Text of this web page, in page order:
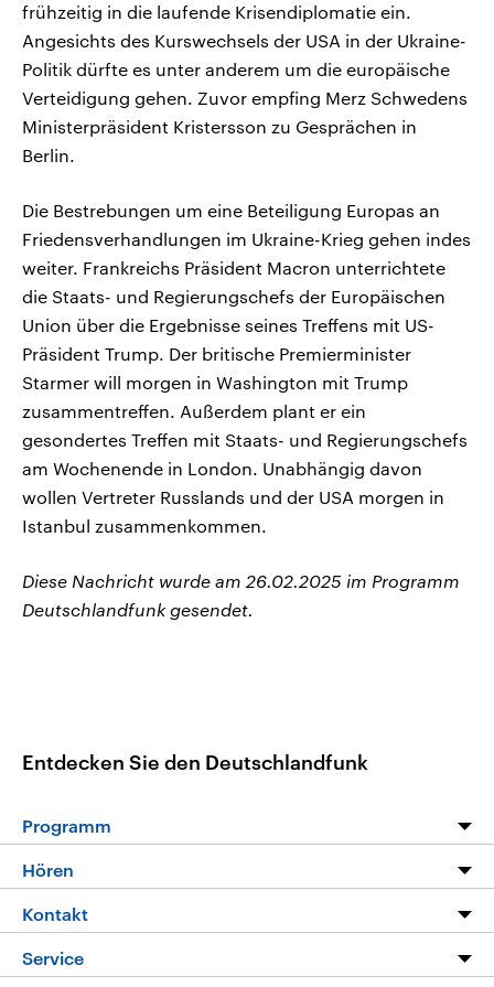
frühzeitig in die laufende Krisendiplomatie ein.
Angesichts des Kurswechsels der USA in der Ukraine-
Politik dürfte es unter anderem um die europäische
Verteidigung gehen. Zuvor empfing Merz Schwedens
Ministerpräsident Kristersson zu Gesprächen in
Berlin.
Die Bestrebungen um eine Beteiligung Europas an
Friedensverhandlungen im Ukraine-Krieg gehen indes
weiter. Frankreichs Präsident Macron unterrichtete
die Staats- und Regierungschefs der Europäischen
Union über die Ergebnisse seines Treffens mit US-
Präsident Trump. Der britische Premierminister
Starmer will morgen in Washington mit Trump
zusammentreffen. Außerdem plant er ein
gesondertes Treffen mit Staats- und Regierungschefs
am Wochenende in London. Unabhängig davon
wollen Vertreter Russlands und der USA morgen in
Istanbul zusammenkommen.
Diese Nachricht wurde am 26.02.2025 im Programm
Deutschlandfunk gesendet.
Entdecken Sie den Deutschlandfunk
Programm
Programm
Die Nachrichten
Nachrichtenleicht
Hören
Livestream
Podcasts
Kontakt
Hörerservice
Service